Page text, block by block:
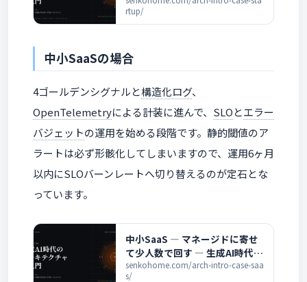
rtup/
中小SaaSの場合
4ゴールデンシグナルと構造化ログ、
OpenTelemetryによる計装に進んで、 SLOとエラー
バジェットの運用を始める段階です。静的閾値のア
ラートは必ず形骸化してしまいますので、運用6ヶ月
以内にSLOバーンレートへ切り替えるのが定石とな
っています。
中小SaaS ― マネージドに寄せ
て少人数で回す ― 生成AI時代の
アーキテクチャ超入門
senkohome.com/arch-intro-case-saa
s/